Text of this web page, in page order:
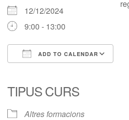
12/12/2024
9:00 - 13:00
ADD TO CALENDAR
TIPUS CURS
Altres formacions